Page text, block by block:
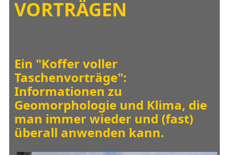
VORTRÄGEN
Ein "Koffer voller
Taschenvorträge":
Informationen zu
Geomorphologie und Klima, die
man immer wieder und (fast)
überall anwenden kann.